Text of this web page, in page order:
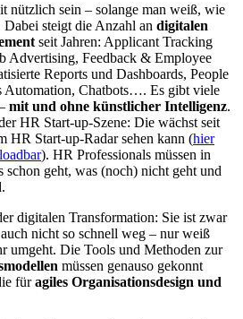
nützlich sein – solange man weiß, wie
steigt die Anzahl an digitalen
seit Jahren: Applicant Tracking
Advertising, Feedback & Employee
Reports und Dashboards, People
Automation, Chatbots…. Es gibt viele
mit und ohne künstlicher Intelligenz.
HR Start-up-Szene: Die wächst seit
HR Start-up-Radar sehen kann (hier
). HR Professionals müssen in
schon geht, was (noch) nicht geht und
digitalen Transformation: Sie ist zwar
nicht so schnell weg – nur weiß
umgeht. Die Tools und Methoden zur
müssen genauso gekonnt
füragiles Organisationsdesign und